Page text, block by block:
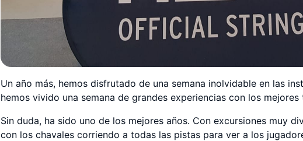
Un año más, hemos disfrutado de una semana inolvidable en las
hemos vivido una semana de grandes experiencias con los
Sin duda, ha sido uno de los mejores años. Con excursiones muy
con los chavales corriendo a todas las pistas para ver a los